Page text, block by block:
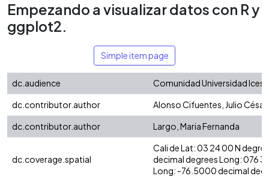
Empezando a visualizar datos con R y
ggplot2.
Simple item page
dc.audience
Comunidad Universidad
dc.contributor.author
Alonso Cifuentes, Julio César
dc.contributor.author
Largo, Maria Fernanda
dc.coverage.spatial
Cali de Lat: 03 24 00 N
decimal degrees Long: 076
Long: -76.5000 decimal